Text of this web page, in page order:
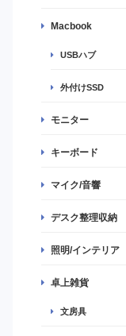
Macbook
USBハブ
外付けSSD
モニター
キーボード
マイク/音響
デスク整理収納
照明/インテリア
卓上雑貨
文房具